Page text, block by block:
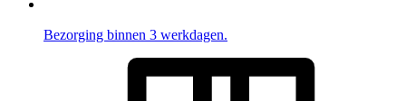
Bezorging binnen 3 werkdagen.